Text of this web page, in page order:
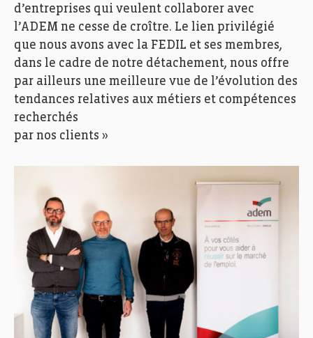
d’entreprises qui veulent collaborer avec
l’ADEM ne cesse de croître. Le lien privilégié
que nous avons avec la FEDIL et ses membres,
dans le cadre de notre détachement, nous offre
par ailleurs une meilleure vue de l’évolution des
tendances relatives aux métiers et compétences
recherchés
par nos clients »